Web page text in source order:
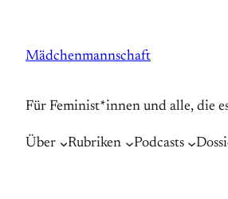
springen
Mädchenmannschaft
Für Feminist*innen und alle, die
Über Rubriken Podcasts